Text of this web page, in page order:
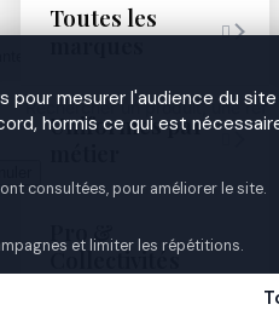
pour mesurer l'audience du
hormis ce qui est
consultées, pour améliorer le site.
et limiter les répétitions.
Toutes les
marques

Uniformes par
Pro &
Collectivités